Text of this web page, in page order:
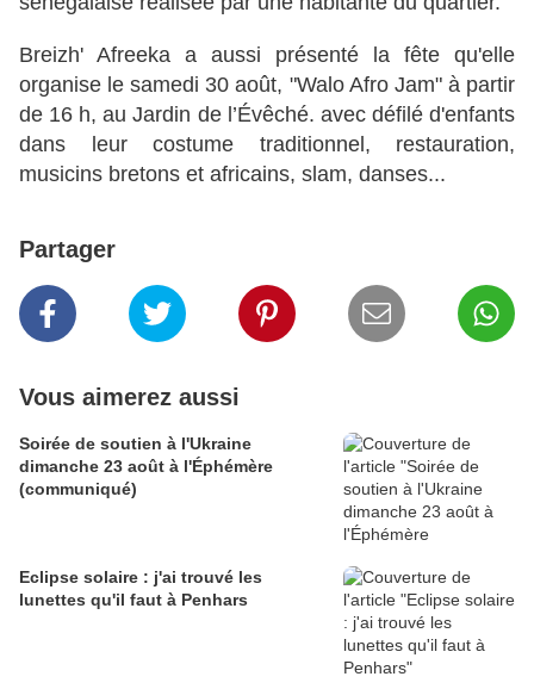
Breizh' Afreeka a aussi présenté la fête qu'elle
organise le samedi 30 août, "Walo Afro Jam" à partir
de 16 h, au Jardin de l’Évêché. avec défilé d'enfants
dans leur costume traditionnel, restauration,
musicins bretons et africains, slam, danses...
Partager
Vous aimerez aussi
Soirée de soutien à l'Ukraine
dimanche 23 août à l'Éphémère
(communiqué)
Eclipse solaire : j'ai trouvé les
lunettes qu'il faut à Penhars